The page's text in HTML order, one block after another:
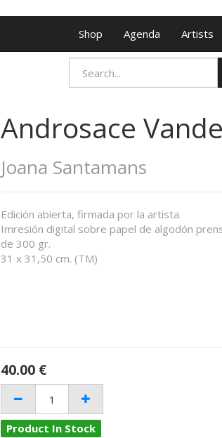
Shop Agenda Artists
Androsace
Joana Santamans
Edición abierta, firmada por la artista.
Imresión digital sobre papel de algodón
de 300 gr.
31 x 31,50 cm. (TM)
40.00 €
Product In Stock